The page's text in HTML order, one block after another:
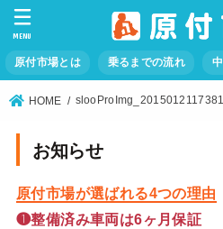
原付市場とは 乗るまでの流れ
MENU
HOME
お知らせ
原付市場が選ばれる4つの理由
❶整備済み車両は6ヶ月保証